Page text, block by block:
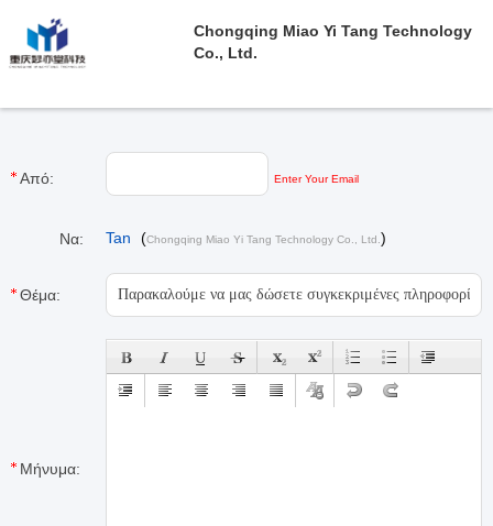
Chongqing Miao Yi Tang Technology
Co., Ltd.
Από: Enter Your Email
Να: Tan (Chongqing Miao Yi Tang Technology Co., Ltd. )
Θέμα:
Μήνυμα: